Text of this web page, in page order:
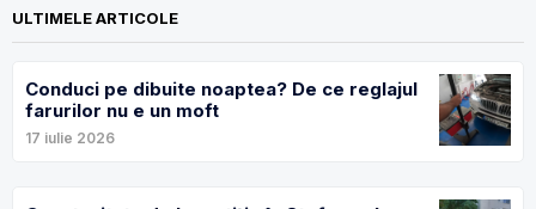
ULTIMELE ARTICOLE
Conduci pe dibuite noaptea? De ce reglajul
farurilor nu e un moft
17 iulie 2026